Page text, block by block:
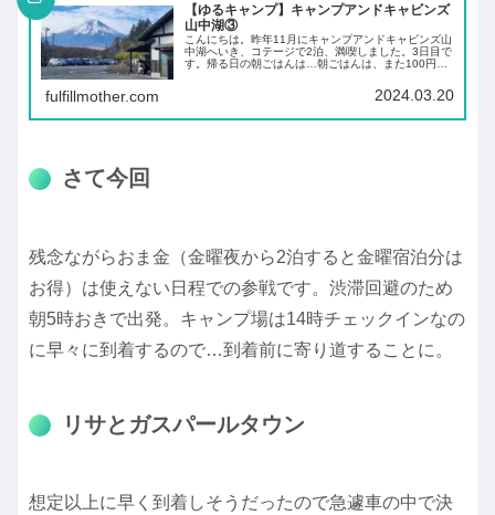
【ゆるキャンプ】キャンプアンドキャビンズ
山中湖③
こんにちは。昨年11月にキャンプアンドキャビンズ山
中湖へいき、コテージで2泊、満喫しました。3日目で
す。帰る日の朝ごはんは…朝ごはんは、また100円モ
沢山あるので、残り物たち。帰る日の朝ごはん...
fulfillmother.com 2024.03.20
さて今回
残念ながらおま金（金曜夜から2泊すると金曜宿泊分は
お得）は使えない日程での参戦です。渋滞回避のため
朝5時おきで出発。キャンプ場は14時チェックインなの
に早々に到着するので…到着前に寄り道することに。
リサとガスパールタウン
想定以上に早く到着しそうだったので急遽車の中で決